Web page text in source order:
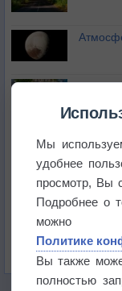
В
бабочек
Погода
Погода
Мы
удобнее
просмотр, Вы
Подробнее о
Политике
Вы также
полностью